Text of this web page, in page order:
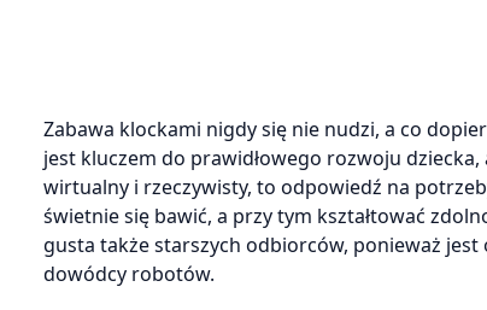
Zabawa klockami nigdy się nie nudzi, a co
jest kluczem do prawidłowego rozwoju
wirtualny i rzeczywisty, to odpowiedź na
świetnie się bawić, a przy tym kształtować
gusta także starszych odbiorców, ponieważ
dowódcy robotów.